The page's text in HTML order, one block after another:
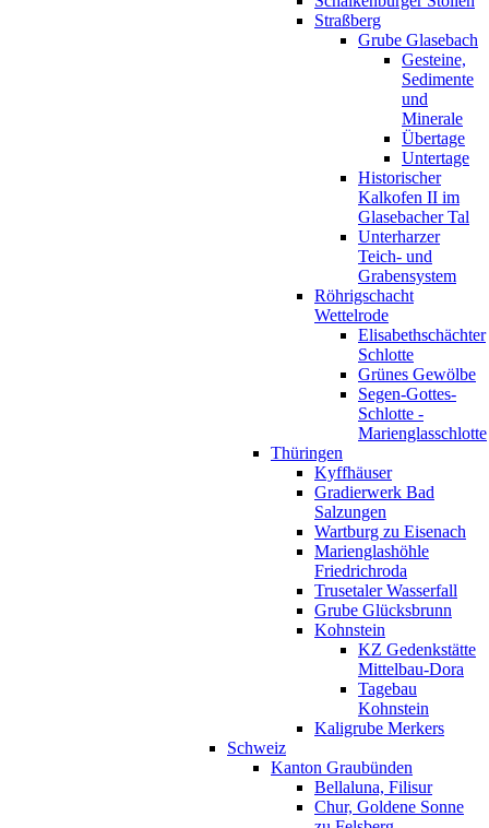
Straßberg
Grube Glasebach
Gesteine,
Sedimente
und
Minerale
Übertage
Untertage
Historischer
Kalkofen II im
Glasebacher Tal
Unterharzer
Teich- und
Grabensystem
Röhrigschacht
Wettelrode
Elisabethschächter
Schlotte
Grünes Gewölbe
Segen-Gottes-
Schlotte -
Marienglasschlotte
Thüringen
Kyffhäuser
Gradierwerk Bad
Salzungen
Wartburg zu Eisenach
Marienglashöhle
Friedrichroda
Trusetaler Wasserfall
Grube Glücksbrunn
Kohnstein
KZ Gedenkstätte
Mittelbau-Dora
Tagebau
Kohnstein
Kaligrube Merkers
Schweiz
Kanton Graubünden
Bellaluna, Filisur
Chur, Goldene Sonne